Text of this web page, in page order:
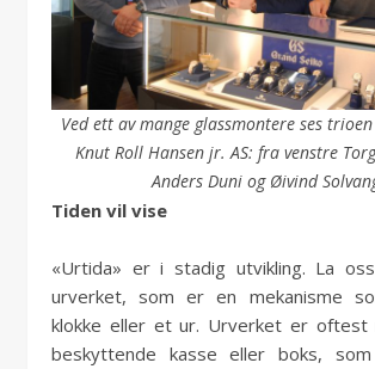
Ved ett av mange glassmontere ses
Knut Roll Hansen jr. AS: fra venstre
Anders Duni og Øivind
Tiden vil vise
«Urtida» er i stadig utvikling. La
urverket, som er en mekanisme
klokke eller et ur. Urverket er
beskyttende kasse eller boks,